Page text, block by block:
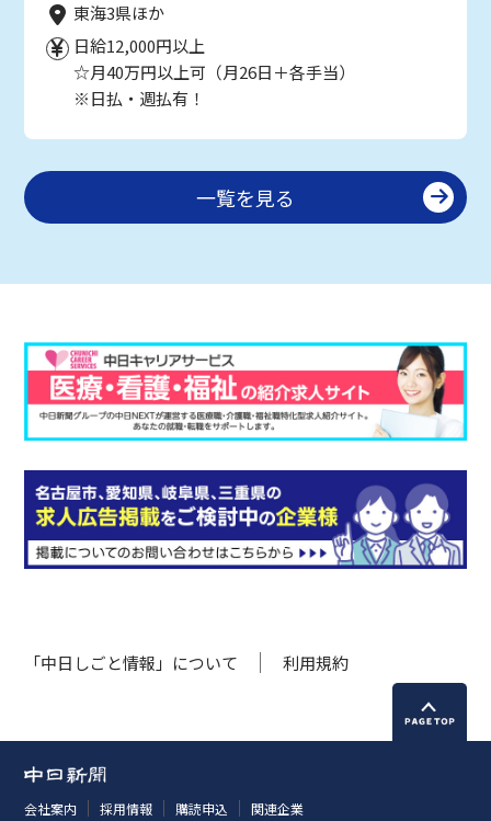
東海3県ほか
日給12,000円以上
☆月40万円以上可（月26日＋各手当）
※日払・週払有！
一覧を見る
「中日しごと情報」について 利用規約
会社案内 採用情報 購読申込 関連企業